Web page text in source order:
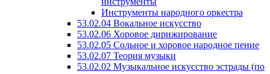
Инструменты народного оркестра
53.02.04 Вокальное искусство
53.02.06 Хоровое дирижирование
53.02.05 Сольное и хоровое народное пение
53.02.07 Теория музыки
53.02.02 Музыкальное искусство эстрады (по